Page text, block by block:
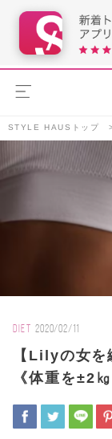
STYLE HAUSトップ
DIET 2020/02/11
【Lilyの女
《体重を±2